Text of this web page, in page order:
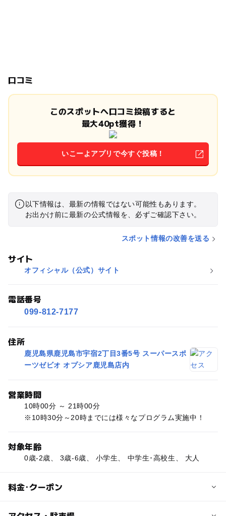
口コミ
このスポットへ口コミ投稿すると
最大40pt獲得！
いこーよアプリで今すぐ投稿！
以下情報は、最新の情報ではない可能性もあります。
お出かけ前に最新の公式情報を、必ずご確認下さい。
スポット情報の改善を送る
サイト
オフィシャル（公式）サイト
電話番号
099-812-7177
住所
鹿児島県鹿児島市宇宿2丁目3番5号 スーパースポ
ーツゼビオ オプシア鹿児島店内
営業時間
10時00分 ～ 21時00分
※10時30分～20時までには様々なプログラム実施中！
対象年齢
0歳-2歳、 3歳-6歳、 小学生、 中学生･高校生、 大人
料金･クーポン